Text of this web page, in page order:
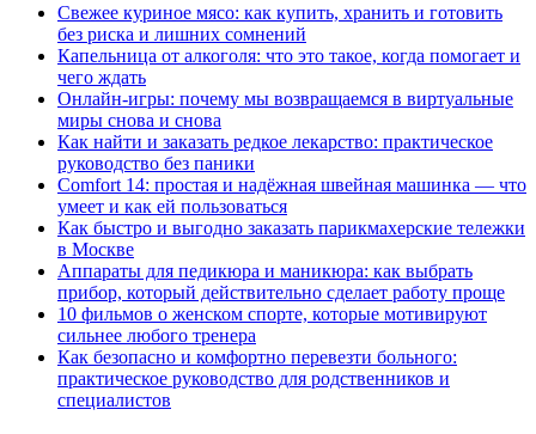
Свежее куриное мясо: как купить, хранить и готовить
без риска и лишних сомнений
Капельница от алкоголя: что это такое, когда помогает и
чего ждать
Онлайн-игры: почему мы возвращаемся в виртуальные
миры снова и снова
Как найти и заказать редкое лекарство: практическое
руководство без паники
Comfort 14: простая и надёжная швейная машинка — что
умеет и как ей пользоваться
Как быстро и выгодно заказать парикмахерские тележки
в Москве
Аппараты для педикюра и маникюра: как выбрать
прибор, который действительно сделает работу проще
10 фильмов о женском спорте, которые мотивируют
сильнее любого тренера
Как безопасно и комфортно перевезти больного:
практическое руководство для родственников и
специалистов